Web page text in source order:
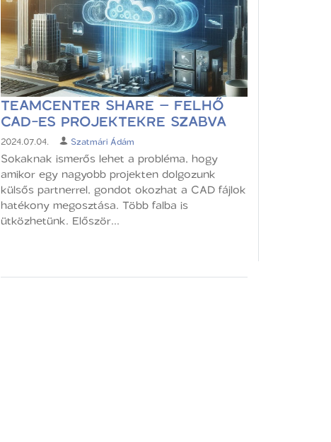
TEAMCENTER SHARE – FELHŐ
CAD-ES PROJEKTEKRE SZABVA
2024.07.04. Szatmári Ádám
Sokaknak ismerős lehet a probléma, hogy
amikor egy nagyobb projekten dolgozunk
külsős partnerrel, gondot okozhat a CAD fájlok
hatékony megosztása. Több falba is
ütközhetünk. Először...